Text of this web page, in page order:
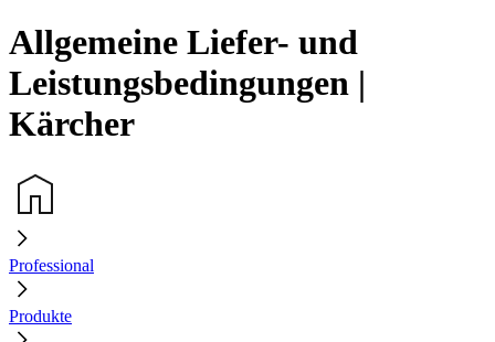
Allgemeine Liefer- und
Leistungsbedingungen |
Kärcher
Professional
Produkte